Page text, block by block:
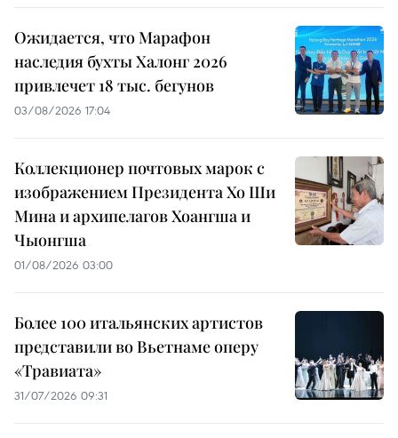
Ожидается, что Марафон
наследия бухты Халонг 2026
привлечет 18 тыс. бегунов
03/08/2026 17:04
Коллекционер почтовых марок с
изображением Президента Хо Ши
Мина и архипелагов Хоангша и
Чыонгша
01/08/2026 03:00
Более 100 итальянских артистов
представили во Вьетнаме оперу
«Травиата»
31/07/2026 09:31